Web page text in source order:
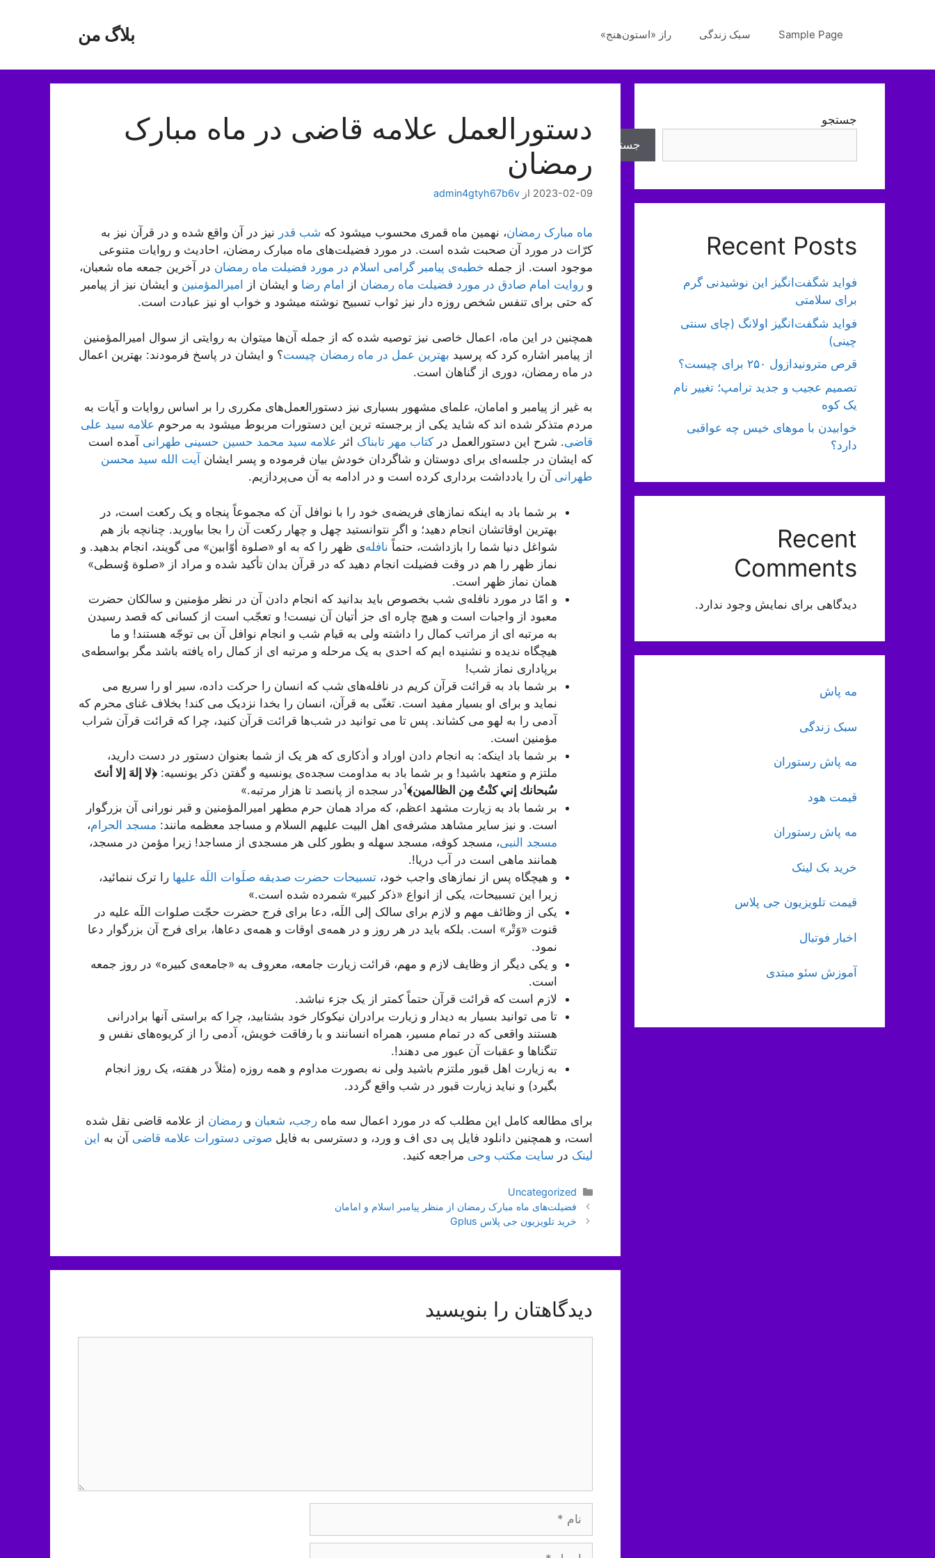
بلاگ من Sample Page سبک زندگی راز «استون‌هنج»
دستورالعمل علامه قاضی در ماه مبارک
رمضان
2023-02-09 از admin4gtyh67b6v
ماه مبارک رمضان، نهمین ماه قمری محسوب میشود که شب قدر نیز در آن واقع شده و در قرآن نیز به
کرّات در مورد آن صحبت شده است. در مورد فضیلت‌های ماه مبارک رمضان، احادیث و روایات متنوعی
موجود است. از جمله خطبه‌ی پیامبر گرامی اسلام در مورد فضیلت ماه رمضان در آخرین جمعه ماه شعبان،
و روایت امام صادق در مورد فضیلت ماه رمضان از امام رضا و ایشان از امیرالمؤمنین و ایشان نیز از پیامبر
که حتی برای تنفس شخص روزه دار نیز ثواب تسبیح نوشته میشود و خواب او نیز عبادت است.
همچنین در این ماه، اعمال خاصی نیز توصیه شده که از جمله آن‌ها میتوان به روایتی از سوال امیرالمؤمنین
از پیامبر اشاره کرد که پرسید بهترین عمل در ماه رمضان چیست؟ و ایشان در پاسخ فرمودند: بهترین اعمال
در ماه رمضان، دوری از گناهان است.
به غیر از پیامبر و امامان، علمای مشهور بسیاری نیز دستورالعمل‌های مکرری را بر اساس روایات و آیات به
مردم متذکر شده اند که شاید یکی از برجسته ترین این دستورات مربوط میشود به مرحوم علامه سید علی
قاضی. شرح این دستورالعمل در کتاب مهر تابناک اثر علامه سید محمد حسین حسینی طهرانی آمده است
که ایشان در جلسه‌ای برای دوستان و شاگردان خودش بیان فرموده و پسر ایشان آیت الله سید محسن
طهرانی آن را یادداشت برداری کرده است و در ادامه به آن می‌پردازیم.
بر شما باد به اینکه نمازهای فریضه‌ی خود را با نوافل آن که مجموعاً پنجاه و یک رکعت است، در
بهترین اوقاتشان انجام دهید؛ و اگر نتوانستید چهل و چهار رکعت آن را بجا بیاورید. چنانچه باز هم
شواغل دنیا شما را بازداشت، حتماً نافله‌ی ظهر را که به او «صلوة أوّابین» می گویند، انجام بدهید. و
نماز ظهر را هم در وقت فضیلت انجام دهید که در قرآن بدان تأکید شده و مراد از «صلوة وُسطی»
همان نماز ظهر است.
و امّا در مورد نافله‌ی شب بخصوص باید بدانید که انجام دادن آن در نظر مؤمنین و سالکان حضرت
معبود از واجبات است و هیچ چاره ای جز أتیان آن نیست! و تعجّب است از کسانی که قصد رسیدن
به مرتبه ای از مراتب کمال را داشته ولی به قیام شب و انجام نوافل آن بی توجّه هستند! و ما
هیچگاه ندیده و نشنیده ایم که احدی به یک مرحله و مرتبه ای از کمال راه یافته باشد مگر بواسطه‌ی
برپاداری نماز شب!
بر شما باد به قرائت قرآن کریم در نافله‌های شب که انسان را حرکت داده، سیر او را سریع می
نماید و برای او بسیار مفید است. تغنّی به قرآن، انسان را بخدا نزدیک می کند! بخلاف غنای محرم که
آدمی را به لهو می کشاند. پس تا می توانید در شب‌ها قرائت قرآن کنید، چرا که قرائت قرآن شراب
مؤمنین است.
بر شما باد اینکه: به انجام دادن اوراد و أذکاری که هر یک از شما بعنوان دستور در دست دارید،
ملتزم و متعهد باشید! و بر شما باد به مداومت سجده‌ی یونسیه و گفتن ذکر یونسیه: ﴿لا إلهَ إلا أنتَ
سُبحانك إني كنْتُ مِن الظالمين﴾1در سجده از پانصد تا هزار مرتبه.»
بر شما باد به زیارت مشهد اعظم، که مراد همان حرم مطهر امیرالمؤمنین و قبر نورانی آن بزرگوار
است. و نیز سایر مشاهد مشرفه‌ی اهل البیت علیهم السلام و مساجد معظمه مانند: مسجد الحرام،
مسجد النبی، مسجد کوفه، مسجد سهله و بطور کلی هر مسجدی از مساجد! زیرا مؤمن در مسجد،
همانند ماهی است در آب دریا!.
و هیچگاه پس از نمازهای واجب خود، تسبیحات حضرت صدیقه صلَوات اللَه علیها را ترک ننمائید،
زیرا این تسبیحات، یکی از انواع «ذکر کبیر» شمرده شده است.»
یکی از وظائف مهم و لازم برای سالک إلی اللَه، دعا برای فرج حضرت حجّت صلوات اللَه علیه در
قنوت «وَتْر» است. بلکه باید در هر روز و در همه‌ی اوقات و همه‌ی دعاها، برای فرج آن بزرگوار دعا
نمود.
و یکی دیگر از وظایف لازم و مهم، قرائت زیارت جامعه، معروف به «جامعه‌ی کبیره» در روز جمعه
است.
لازم است که قرائت قرآن حتماً کمتر از یک جزء نباشد.
تا می توانید بسیار به دیدار و زیارت برادران نیکوکار خود بشتابید، چرا که براستی آنها برادرانی
هستند واقعی که در تمام مسیر، همراه انسانند و با رفاقت خویش، آدمی را از کریوه‌های نفس و
تنگناها و عقبات آن عبور می دهند!.
به زیارت اهل قبور ملتزم باشید ولی نه بصورت مداوم و همه روزه (مثلاً در هفته، یک روز انجام
بگیرد) و نباید زیارت قبور در شب واقع گردد.
برای مطالعه کامل این مطلب که در مورد اعمال سه ماه رجب، شعبان و رمضان از علامه قاضی نقل شده
است، و همچنین دانلود فایل پی دی اف و ورد، و دسترسی به فایل صوتی دستورات علامه قاضی آن به این
لینک در سایت مکتب وحی مراجعه کنید.
دسته‌ها
Uncategorized
ناوبری
نوشته‌ها
فضیلت‌های ماه مبارک رمضان از منظر پیامبر اسلام و امامان
خرید تلویزیون جی پلاس Gplus
دیدگاهتان را بنویسید
ایمیل
جستجو
جستجو
Recent Posts
فواید شگفت‌انگیز این نوشیدنی گرم
برای سلامتی
فواید شگفت‌انگیز اولانگ (چای سنتی
چینی)
قرص مترونیدازول ۲۵۰ برای چیست؟
تصمیم عجیب و جدید ترامپ؛ تغییر نام
یک کوه
خوابیدن با موهای خیس چه عواقبی
دارد؟
Recent
Comments
دیدگاهی برای نمایش وجود ندارد.
مه پاش
سبک زندگی
مه پاش رستوران
قیمت هود
مه پاش رستوران
خرید بک لینک
قیمت تلویزیون جی پلاس
اخبار فوتبال
آموزش سئو مبتدی